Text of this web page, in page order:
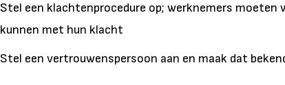
Stel een klachtenprocedure op; werknemers moeten
kunnen met hun klacht
Stel een vertrouwenspersoon aan en maak dat